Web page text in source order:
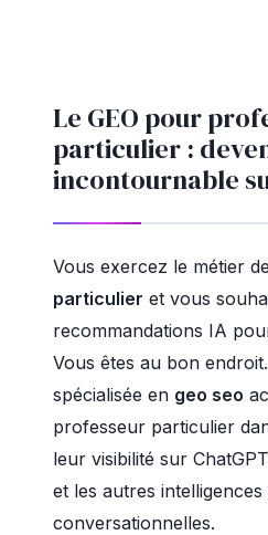
Le GEO pour
particulier :
incontournable
Vous exercez le métier de
particulier et vous
recommandations IA
Vous êtes au bon
spécialisée en geo seo
professeur particulier
leur visibilité sur
et les autres intelligences
conversationnelles.